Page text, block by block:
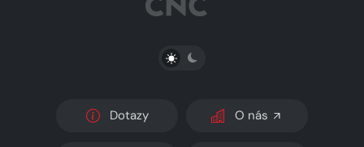
PŘEPNOUT SVĚTLÝ/TMAVÝ REŽIM
Dotazy O nás